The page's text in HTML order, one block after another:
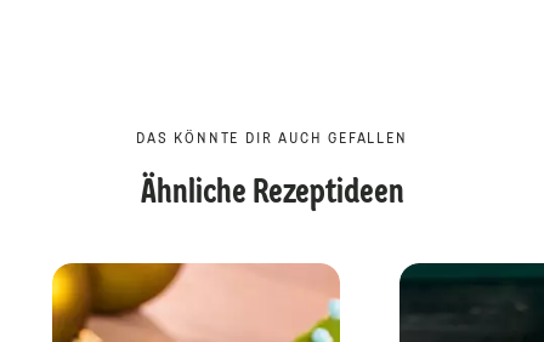
DAS KÖNNTE DIR AUCH GEFALLEN
Ähnliche Rezeptideen